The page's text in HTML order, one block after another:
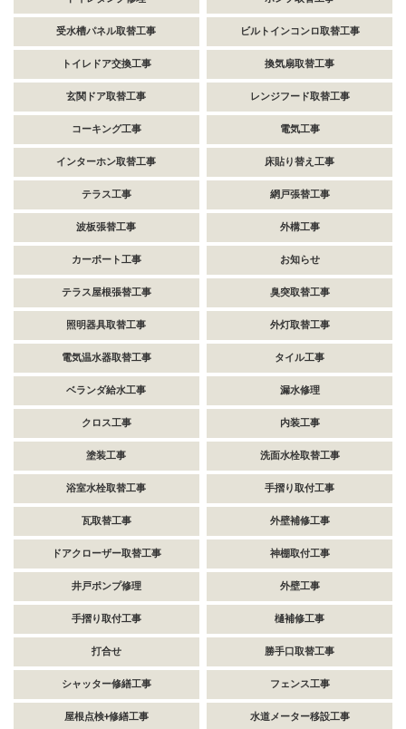
受水槽パネル取替工事 ビルトインコンロ取替工事
トイレドア交換工事 換気扇取替工事
玄関ドア取替工事 レンジフード取替工事
コーキング工事 電気工事
インターホン取替工事 床貼り替え工事
テラス工事 網戸張替工事
波板張替工事 外構工事
カーポート工事 お知らせ
テラス屋根張替工事 臭突取替工事
照明器具取替工事 外灯取替工事
電気温水器取替工事 タイル工事
ベランダ給水工事 漏水修理
クロス工事 内装工事
塗装工事 洗面水栓取替工事
浴室水栓取替工事 手摺り取付工事
瓦取替工事 外壁補修工事
ドアクローザー取替工事 神棚取付工事
井戸ポンプ修理 外壁工事
手摺り取付工事 樋補修工事
打合せ 勝手口取替工事
シャッター修繕工事 フェンス工事
屋根点検+修繕工事 水道メーター移設工事